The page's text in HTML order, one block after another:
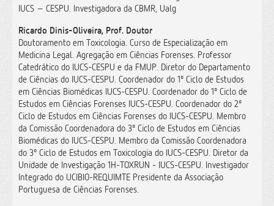
IUCS – CESPU. Investigadora da CBMR, Ualg
Ricardo Dinis-Oliveira, Prof. Doutor
Doutoramento em Toxicologia. Curso de Especialização em
Medicina Legal. Agregação em Ciências Forenses. Professor
Catedrático do IUCS-CESPU e da FMUP. Diretor do Departamento
de Ciências do IUCS-CESPU. Coordenador do 1º Ciclo de Estudos
em Ciências Biomédicas IUCS-CESPU. Coordenador do 1º Ciclo de
Estudos em Ciências Forenses IUCS-CESPU. Coordenador do 2º
Ciclo de Estudos em Ciências Forenses do IUCS-CESPU. Membro
da Comissão Coordenadora do 3º Ciclo de Estudos em Ciências
Biomédicas do IUCS-CESPU. Membro da Comissão Coordenadora
do 3º Ciclo de Estudos em Toxicologia do IUCS-CESPU. Diretor da
Unidade de Investigação 1H-TOXRUN - IUCS-CESPU. Investigador
Integrado do UCIBIO-REQUIMTE Presidente da Associação
Portuguesa de Ciências Forenses.